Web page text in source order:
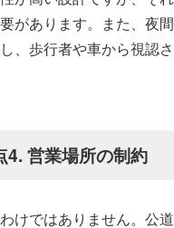
があります。また、夜間
、歩行者や車から視認さ
4. 営業場所の制約
けではありません。公道